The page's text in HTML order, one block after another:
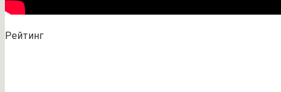
Рейтинг